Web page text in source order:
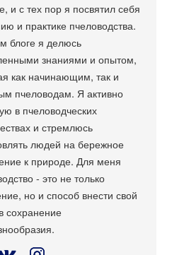
и с тех пор я посвятил себя
и практике пчеловодства.
блоге я делюсь
знаниями и опытом,
как начинающим, так и
пчеловодам. Я активно
в пчеловодческих
и стремлюсь
людей на бережное
к природе. Для меня
- это не только
но и способ внести свой
сохранение